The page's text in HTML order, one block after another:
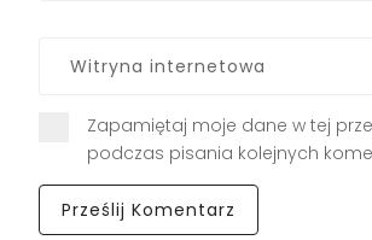
Zapamiętaj moje dane w tej
podczas pisania kolejnych